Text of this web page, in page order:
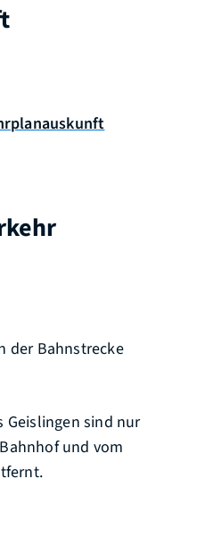
der Bahnstrecke
Geislingen sind nur
und vom